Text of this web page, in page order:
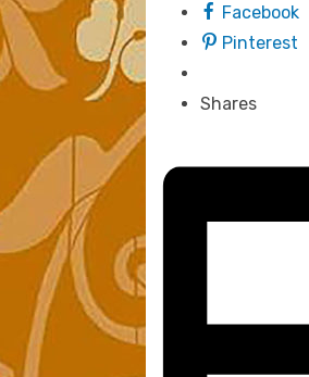
Facebook
Pinterest
Shares